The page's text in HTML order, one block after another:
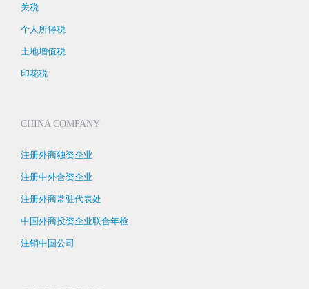
关税
个人所得税
土地增值税
印花税
CHINA COMPANY
注册外商独资企业
注册中外合资企业
注册外商常驻代表处
中国外商投资企业联合年检
注销中国公司